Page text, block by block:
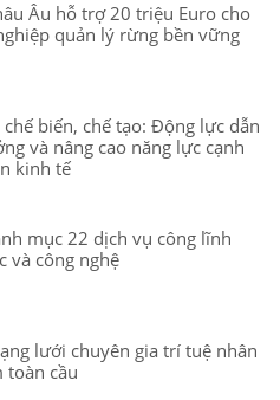
Âu hỗ trợ 20 triệu Euro cho
quản lý rừng bền vững
chế biến, chế tạo: Động lực dẫn
và nâng cao năng lực cạnh
kinh tế
mục 22 dịch vụ công lĩnh
và công nghệ
lưới chuyên gia trí tuệ nhân
toàn cầu